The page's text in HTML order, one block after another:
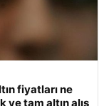
fiyatları ne
ve tam altın alış